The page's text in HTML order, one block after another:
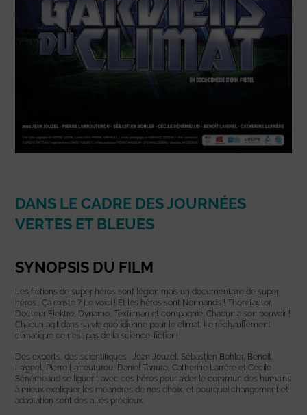
DANS LE CADRE DES JOURNÉES
VERTES ET BLEUES
SYNOPSIS DU FILM
Les fictions de super héros sont légion mais un documentaire de super
héros… Ça existe ? Le voici ! Et les héros sont Normands !Thoréfactor,
Docteur Elektro, Dynamo, Textilman et compagnie. Chacun a son pouvoir !
Chacun agit dans sa vie quotidienne pour le climat. Le réchauffement
climatique ce n’est pas de la science-fiction!
Des experts, des scientifiques :Jean Jouzel, Sébastien Bohler, Benoit
Laignel, Pierre Larrouturou, Daniel Tanuro, Catherine Larrère et Cécile
Sénémeaud se liguent avec ces héros pour aider le commun des humains
à mieux expliquer les méandres de nos choix, et pourquoi changement et
adaptation sont des alliés précieux.